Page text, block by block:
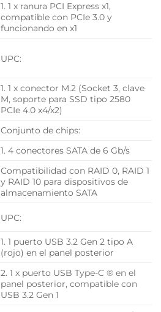
1. 1 x ranura PCI Express x1,
compatible con PCIe 3.0 y
funcionando en x1
UPC:
1. 1 x conector M.2 (Socket 3, clave
M, soporte para SSD tipo 2580
PCIe 4.0 x4/x2)
Conjunto de chips:
1. 4 conectores SATA de 6 Gb/s
Compatibilidad con RAID 0, RAID 1
y RAID 10 para dispositivos de
almacenamiento SATA
UPC:
1. 1 puerto USB 3.2 Gen 2 tipo A
(rojo) en el panel posterior
2. 1 x puerto USB Type-C ® en el
panel posterior, compatible con
USB 3.2 Gen 1